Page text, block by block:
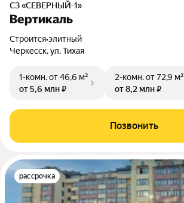
СЗ «СЕВЕРНЫЙ-1»
Вертикаль
Строится•элитный
Черкесск, ул. Тихая
1-комн.от 46,6 м²
от 5,6 млн ₽
2-комн.от 72,9 м²
от 8,2 млн ₽
Позвонить
рассрочка